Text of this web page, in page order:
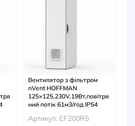
Вентилятор з фільтром
nVent HOFFMAN
125×125,230V,19Вт,повітря
ний потік 61м3/год IP54
Артикул: EF200R5